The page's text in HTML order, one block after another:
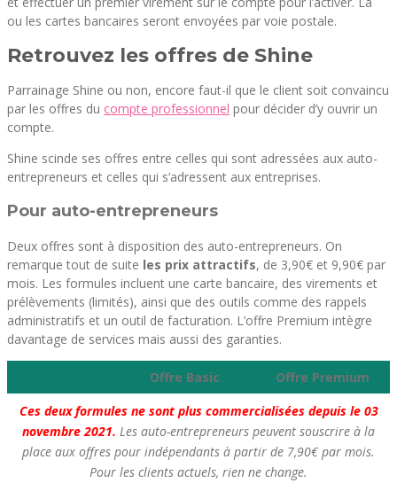
ou les cartes bancaires seront envoyées par voie postale.
Retrouvez les offres de Shine
Parrainage Shine ou non, encore faut-il que le client soit convaincu
par les offres du compte professionnel pour décider d’y ouvrir un
compte.
Shine scinde ses offres entre celles qui sont adressées aux auto-
entrepreneurs et celles qui s’adressent aux entreprises.
Pour auto-entrepreneurs
Deux offres sont à disposition des auto-entrepreneurs. On
remarque tout de suite les prix attractifs, de 3,90€ et 9,90€ par
mois. Les formules incluent une carte bancaire, des virements et
prélèvements (limités), ainsi que des outils comme des rappels
administratifs et un outil de facturation. L’offre Premium intègre
davantage de services mais aussi des garanties.
Offre Basic
Offre Premium
Ces deux formules ne sont plus commercialisées depuis le 03
novembre 2021. Les auto-entrepreneurs peuvent souscrire à la
place aux offres pour indépendants à partir de 7,90€ par mois.
Pour les clients actuels, rien ne change.